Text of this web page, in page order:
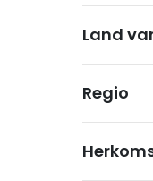
Land
Regio